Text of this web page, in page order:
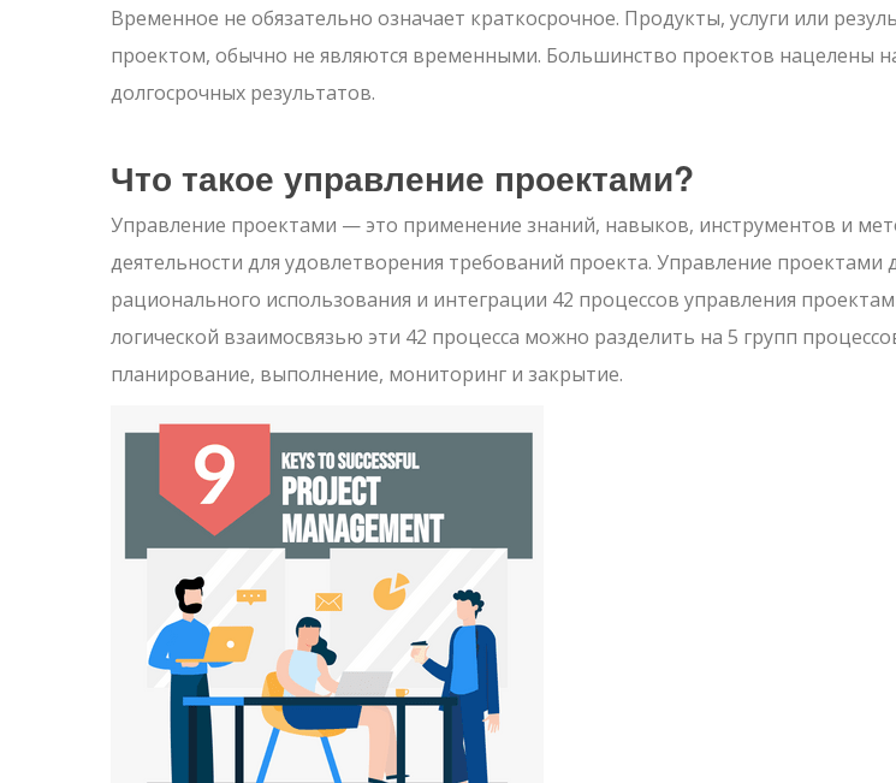
Временное не обязательно означает краткосрочное. Продукты, услуги или
проектом, обычно не являются временными. Большинство проектов нацелены
долгосрочных результатов.
Что такое управление проектами?
Управление проектами — это применение знаний, навыков, инструментов и
деятельности для удовлетворения требований проекта. Управление проектами
рационального использования и интеграции 42 процессов управления
логической взаимосвязью эти 42 процесса можно разделить на 5 групп
планирование, выполнение, мониторинг и закрытие.